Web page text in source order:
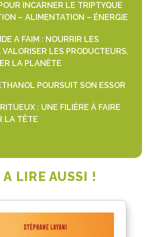
INCARNER LE TRIPTYQUE
– ALIMENTATION – ÉNERGIE
A FAIM : NOURRIR LES
VALORISER LES PRODUCTEURS,
LA PLANÈTE
POURSUIT SON ESSOR
: UNE FILIÈRE À FAIRE
LA TÊTE
A LIRE AUSSI !